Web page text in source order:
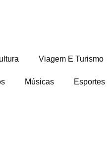
Viagem E Turismo
Músicas Esportes